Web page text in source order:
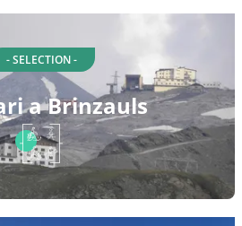
- SELECTION -
a Brinzauls